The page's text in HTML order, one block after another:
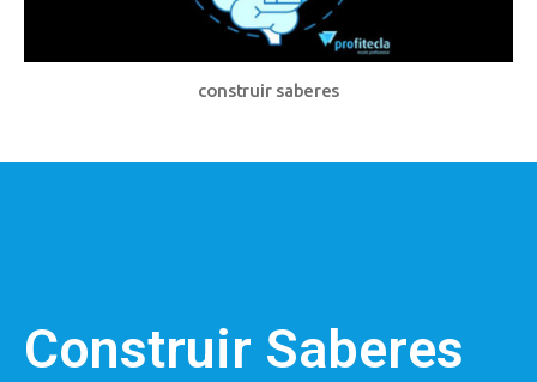
construir saberes
Construir Saberes